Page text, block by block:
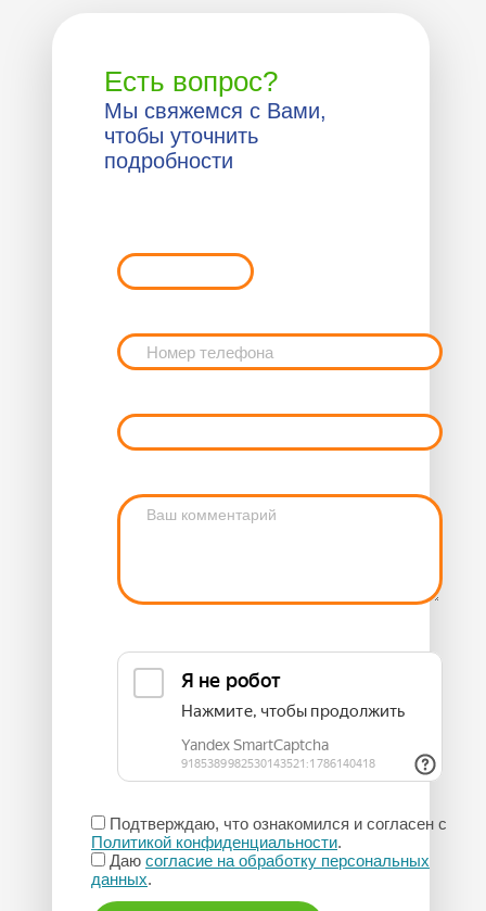
Есть вопрос?
Мы свяжемся с Вами,
чтобы уточнить
подробности
Подтверждаю, что ознакомился и согласен с
Политикой конфиденциальности.
Даю согласие на обработку персональных
данных.